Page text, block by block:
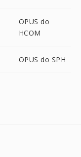
OPUS do
HCOM
OPUS do SPH